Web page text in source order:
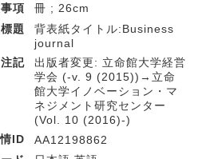
項
冊 ; 26cm
題
背表紙タイトル:Business
journal
注記
出版者変更: 立命館大学経営
学会 (-v. 9 (2015))→立命
館大学イノベーション・マ
ネジメント研究センター
(Vol. 10 (2016)-)
ID
AA12198862